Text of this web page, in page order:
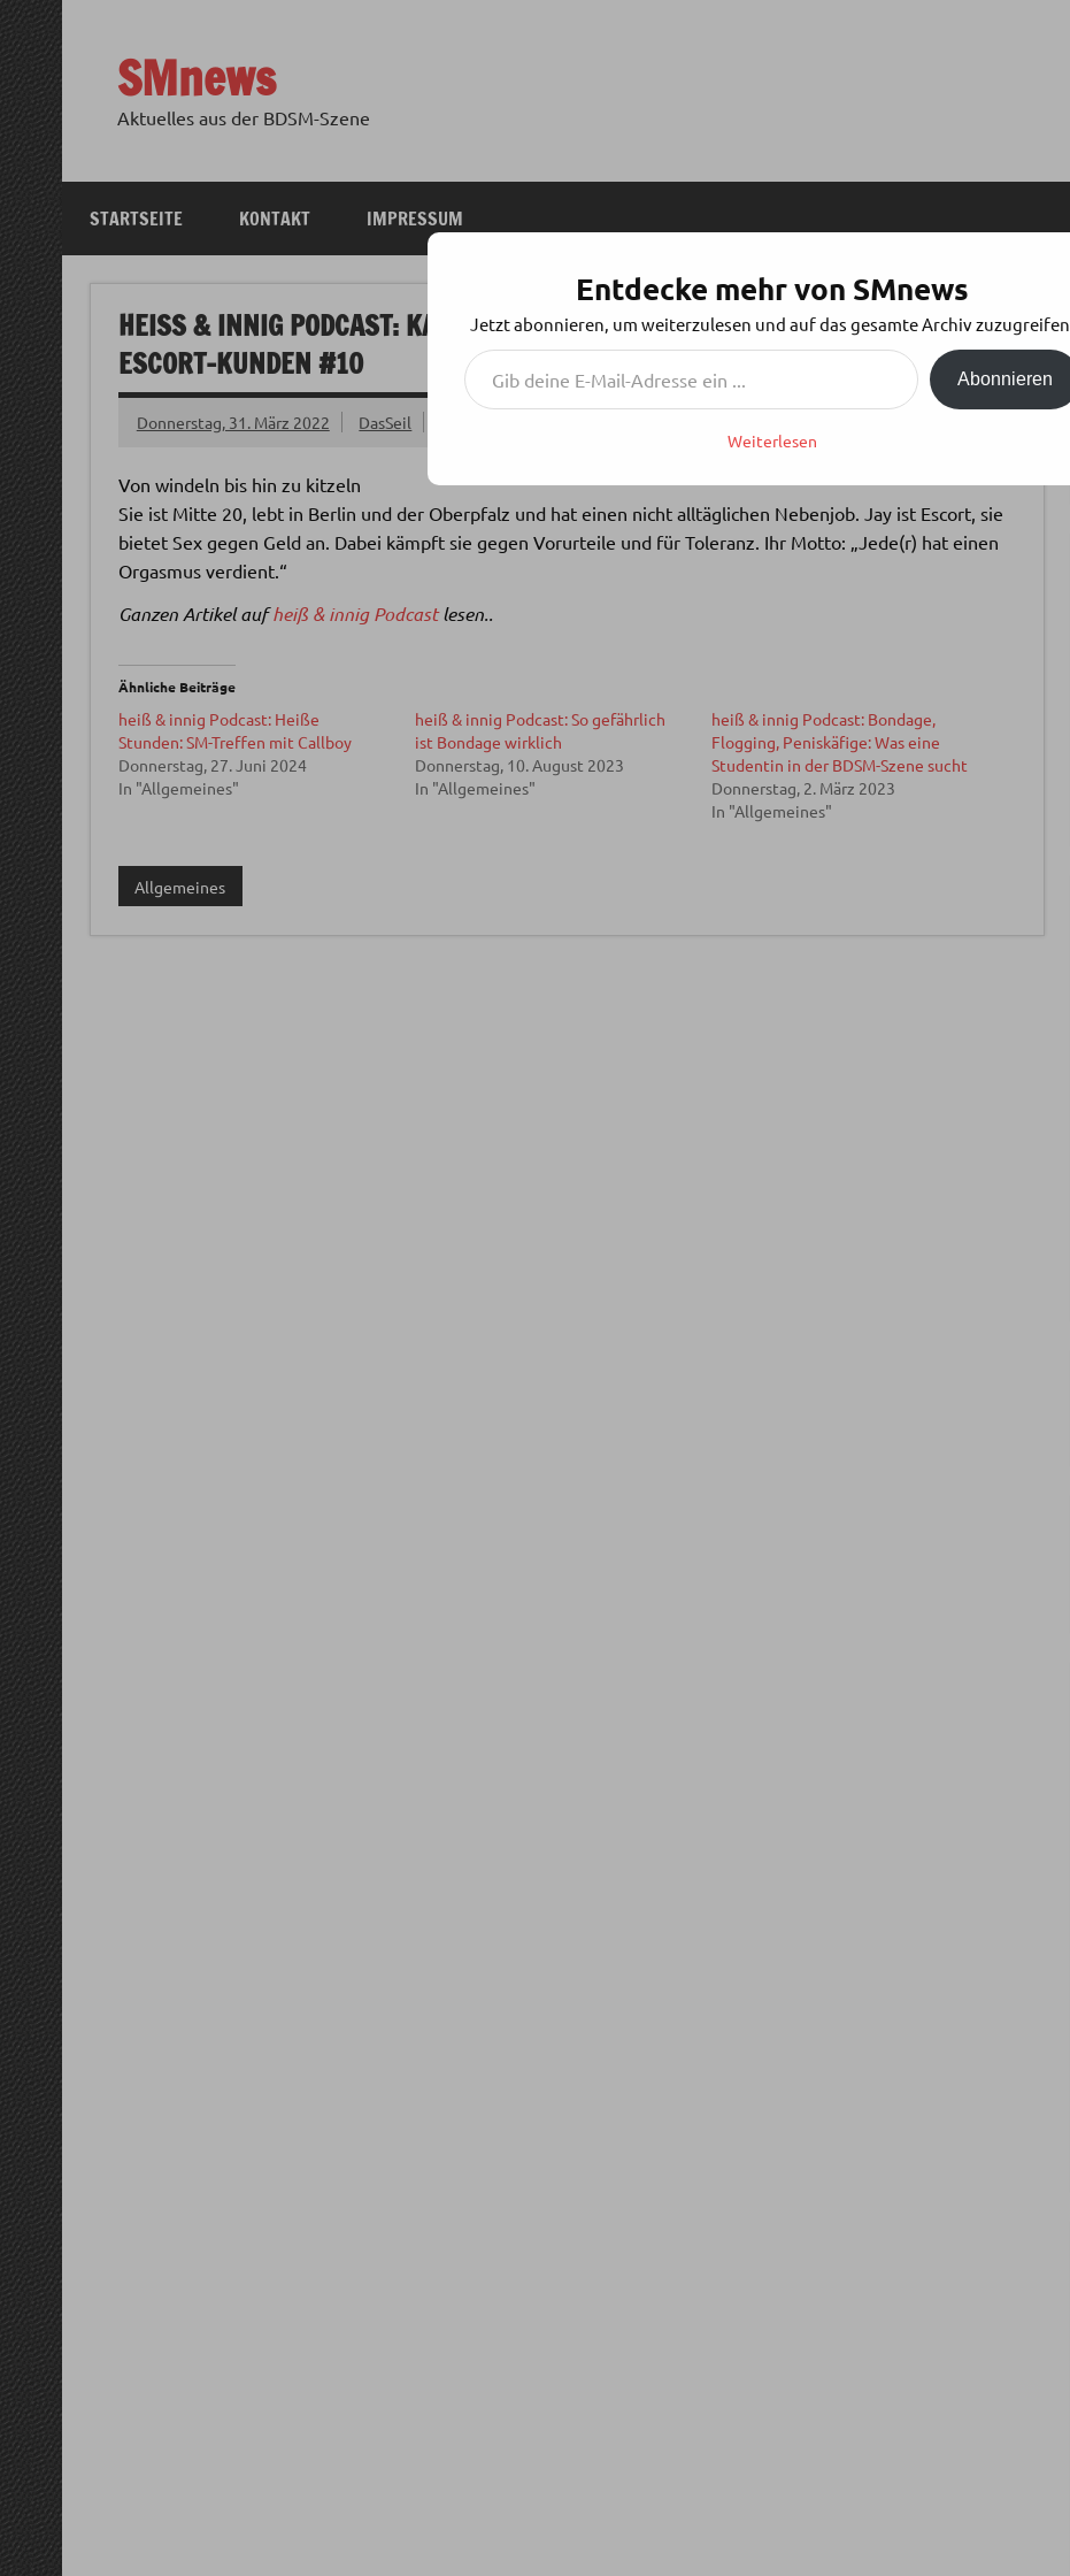
Zum
Inhalt
springen
SMnews
Aktuelles aus der BDSM-Szene
STARTSEITE KONTAKT IMPRESSUM
HEISS & INNIG PODCAST: KAVIAR, WINDELN & CO: BIZARRE FETISCHE VON E
SCORT-KUNDEN #10
Donnerstag, 31. März 2022 DasSeil
Von windeln bis hin zu kitzeln
Sie ist Mitte 20, lebt in Berlin und der Oberpfalz und hat einen nicht alltäglichen Nebenjob. Jay ist Escort, sie
bietet Sex gegen Geld an. Dabei kämpft sie gegen Vorurteile und für Toleranz. Ihr Motto: „Jede(r) hat einen
Orgasmus verdient.“
Ganzen Artikel aufheiß & innig Podcastlesen..
Ähnliche Beiträge
heiß & innig Podcast: Heiße
Stunden: SM-Treffen mit Callboy
Donnerstag, 27. Juni 2024
In "Allgemeines"
heiß & innig Podcast: So gefährlich
ist Bondage wirklich
Donnerstag, 10. August 2023
In "Allgemeines"
heiß & innig Podcast: Bondage,
Flogging, Peniskäfige: Was eine
Studentin in der BDSM-Szene sucht
Donnerstag, 2. März 2023
In "Allgemeines"
Allgemeines
Entdecke mehr von SMnews
Jetzt abonnieren, um weiterzulesen und auf das gesamte Archiv zuzugreifen.
Gib deine E-Mail-Adresse ein ...
Abonnieren
Weiterlesen